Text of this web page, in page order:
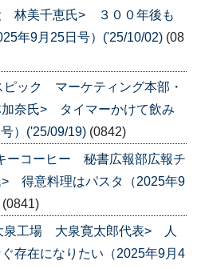
美千恵氏> ３００年後も
年9月25日号）('25/10/02) (08
ピック マーケティング本部・
奈氏> タイマーかけて飲み
）('25/09/19) (0842)
ーコーヒー 秘書広報部広報チ
得意料理はパスタ（2025年9
(0841)
泉工場 大泉寛太郎代表> 人
存在になりたい（2025年9月4